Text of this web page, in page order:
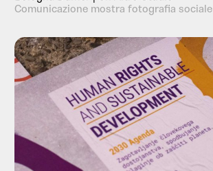
Comunicazione mostra fotografia sociale